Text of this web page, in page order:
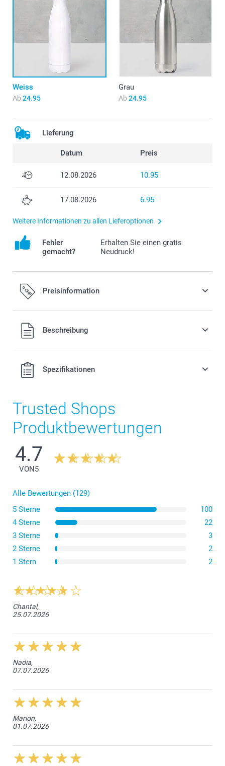
Weiss
Ab 24.95
Grau
Ab 24.95
Lieferung
Datum Preis
12.08.2026 10.95
17.08.2026 6.95
Weitere Informationen zu allen Lieferoptionen
Fehler
gemacht?
Erhalten Sie einen gratis
Neudruck!
Preisinformation
Alle Preise verstehen sich in Schweizer Franken (CHF) inkl.
MwSt. und zzgl. Versandkosten.
Beschreibung
Spezifikationen
Trusted Shops
Produktbewertungen
4.7
VON 5
Alle Bewertungen (129)
5 Sterne
100
4 Sterne
22
3 Sterne
3
2 Sterne
2
1 Stern
2
Chantal,
25.07.2026
Nadia,
07.07.2026
Marion,
01.07.2026